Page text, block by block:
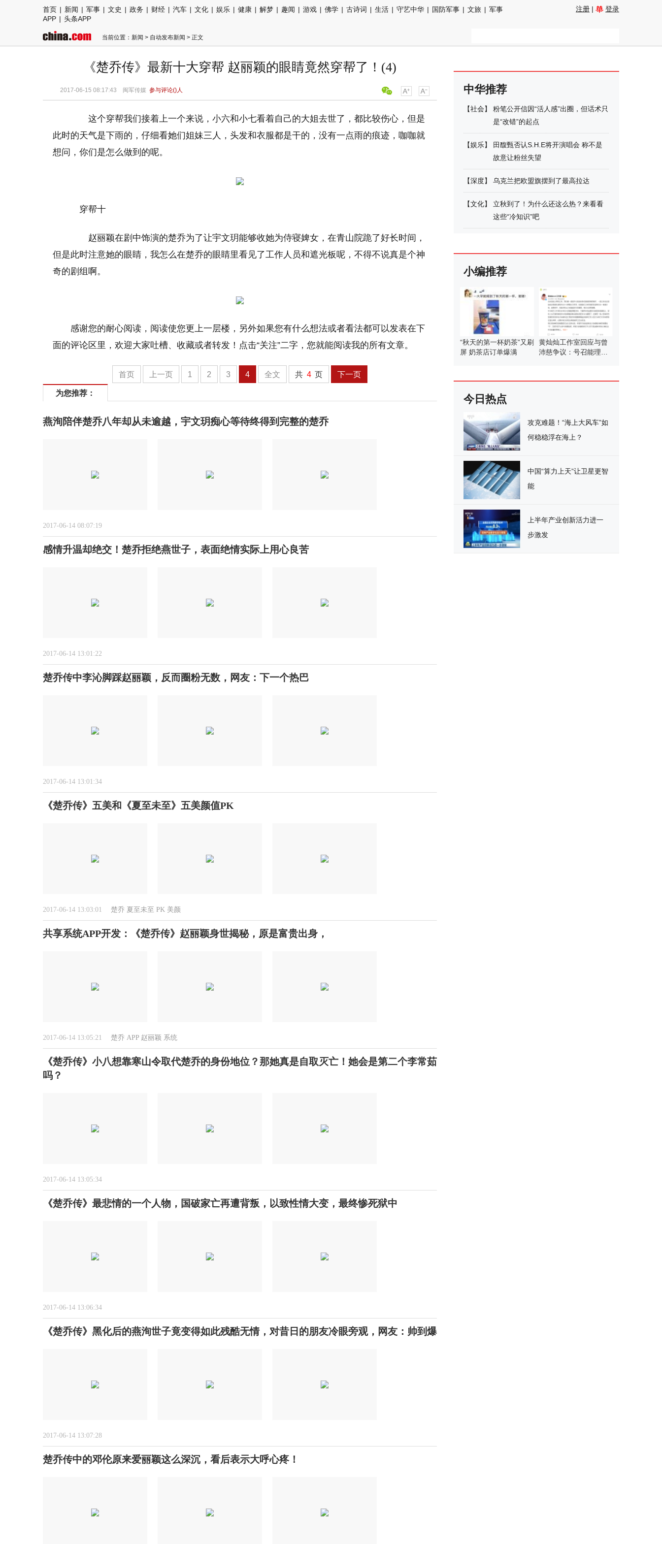
首页 | 新闻 | 军事 | 文史 | 政务 | 财经 | 汽车 | 文化 | 娱乐 | 健康 | 解梦 | 趣闻 | 游戏 | 佛学 | 古诗词 | 生活 | 守艺中华 | 国防军事 | 文旅 | 军事
APP | 头条APP
注册 | 登录
当前位置： 新闻 > 自动发布新闻 > 正文
《楚乔传》最新十大穿帮 赵丽颖的眼睛竟然穿帮了！(4)
2017-06-15 08:17:43 闽军传媒 参与评论()人
这个穿帮我们接着上一个来说，小六和小七看着自己的大姐去世了，都比较伤心，但是
此时的天气是下雨的，仔细看她们姐妹三人，头发和衣服都是干的，没有一点雨的痕迹，咖咖就
想问，你们是怎么做到的呢。
穿帮十
赵丽颖在剧中饰演的楚乔为了让宇文玥能够收她为侍寝婢女，在青山院跪了好长时间，
但是此时注意她的眼睛，我怎么在楚乔的眼睛里看见了工作人员和遮光板呢，不得不说真是个神
奇的剧组啊。
感谢您的耐心阅读，阅读使您更上一层楼，另外如果您有什么想法或者看法都可以发表在下
面的评论区里，欢迎大家吐槽、收藏或者转发！点击“关注”二字，您就能阅读我的所有文章。
首页 上一页 1 2 3 4 全文 共 4 页 下一页
为您推荐：
燕洵陪伴楚乔八年却从未逾越，宇文玥痴心等待终得到完整的楚乔
2017-06-14 08:07:19
感情升温却绝交！楚乔拒绝燕世子，表面绝情实际上用心良苦
2017-06-14 13:01:22
楚乔传中李沁脚踩赵丽颖，反而圈粉无数，网友：下一个热巴
2017-06-14 13:01:34
《楚乔传》五美和《夏至未至》五美颜值PK
2017-06-14 13:03:01 楚乔 夏至未至 PK 美颜
共享系统APP开发：《楚乔传》赵丽颖身世揭秘，原是富贵出身，
2017-06-14 13:05:21 楚乔 APP 赵丽颖 系统
《楚乔传》小八想靠寒山令取代楚乔的身份地位？那她真是自取灭亡！她会是第二个李常茹
吗？
2017-06-14 13:05:34
《楚乔传》最悲情的一个人物，国破家亡再遭背叛，以致性情大变，最终惨死狱中
2017-06-14 13:06:34
《楚乔传》黑化后的燕洵世子竟变得如此残酷无情，对昔日的朋友冷眼旁观，网友：帅到爆
2017-06-14 13:07:28
楚乔传中的邓伦原来爱丽颖这么深沉，看后表示大呼心疼！
中华推荐
【社会】
粉笔公开信因“活人感”出圈，但话术只
是“改错”的起点
【娱乐】
田馥甄否认S.H.E将开演唱会 称不是
故意让粉丝失望
【深度】 乌克兰把欧盟旗摆到了最高拉达
【文化】
立秋到了！为什么还这么热？来看看
这些“冷知识”吧
小编推荐
“秋天的第一杯奶茶”又刷
屏 奶茶店订单爆满
黄灿灿工作室回应与曾
沛慈争议：号召能理智
今日热点
攻克难题！“海上大风车”如
何稳稳浮在海上？
中国“算力上天”让卫星更智
能
上半年产业创新活力进一
步激发